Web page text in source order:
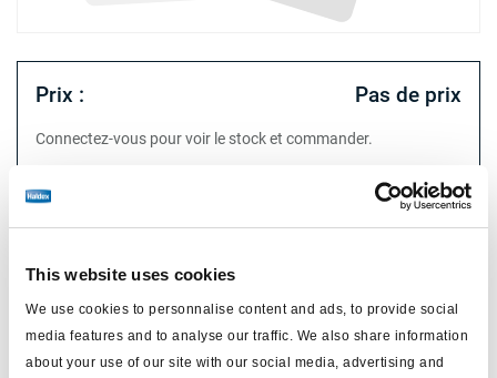
This website uses cookies
We use cookies to personnalise content and ads, to provide social
media features and to analyse our traffic. We also share information
about your use of our site with our social media, advertising and
Prix : Pas de prix
Connectez-vous pour voir le stock et commander.
Spécifications techniques
type
pour version KSMR....../ MA156..